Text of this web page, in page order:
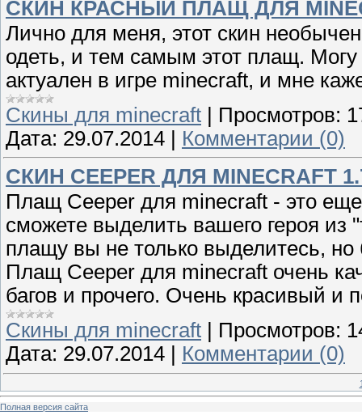
СКИН КРАСНЫЙ ПЛАЩ ДЛЯ
Лично для меня, этот скин
одеть, и тем самым этот плащ.
актуален в игре minecraft, и мне
Скины для minecraft | Просмотров:
Дата: 29.07.2014 | Комментарии (0)
СКИН CEEPER ДЛЯ MINECRAFT
Плащ Ceeper для minecraft - это
сможете выделить вашего героя
плащу вы не только выделитесь, но
Плащ Ceeper для minecraft очень
багов и прочего. Очень красивый и
Скины для minecraft
Просмотров:
Дата: 29.07.2014 Комментарии (0)
Полная версия сайта